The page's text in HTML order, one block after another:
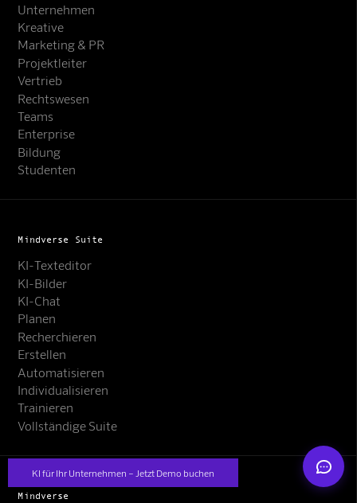
KI für Ihr Unternehmen – Jetzt Demo buchen
Unternehmen
Kreative
Marketing & PR
Projektleiter
Vertrieb
Rechtswesen
Teams
Enterprise
Bildung
Studenten
Mindverse Suite
KI-Texteditor
KI-Bilder
KI-Chat
Planen
Recherchieren
Erstellen
Automatisieren
Individualisieren
Trainieren
Vollständige Suite
Mindverse